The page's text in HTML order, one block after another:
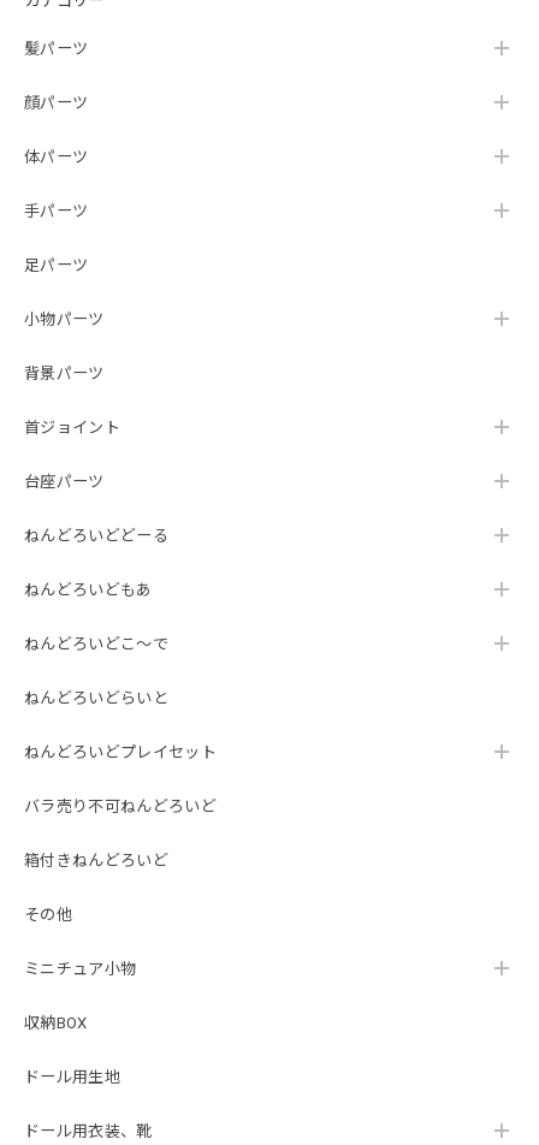
髪パーツ
顔パーツ
体パーツ
手パーツ
足パーツ
小物パーツ
背景パーツ
首ジョイント
台座パーツ
ねんどろいどどーる
ねんどろいどもあ
ねんどろいどこ～で
ねんどろいどらいと
ねんどろいどプレイセット
バラ売り不可ねんどろいど
箱付きねんどろいど
その他
ミニチュア小物
収納BOX
ドール用生地
ドール用衣装、靴